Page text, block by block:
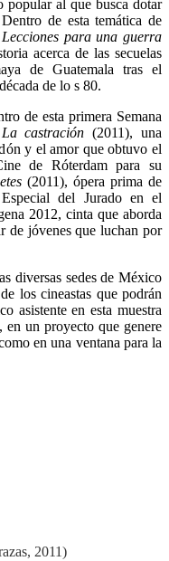
popular al que busca dotar
de esta temática de
Lecciones para una guerra
acerca de las secuelas
de Guatemala tras el
de lo s 80.
de esta primera Semana
La castración (2011), una
y el amor que obtuvo el
de Róterdam para su
(2011), ópera prima de
del Jurado en el
2012, cinta que aborda
de jóvenes que luchan por
diversas sedes de México
los cineastas que podrán
asistente en esta muestra
en un proyecto que genere
en una ventana para la
Diana
2011)